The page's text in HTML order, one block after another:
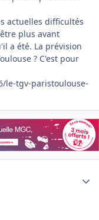
actuelles difficultés
plus avant
a été. La prévision
? C'est pour
le-tgv-paristoulouse-